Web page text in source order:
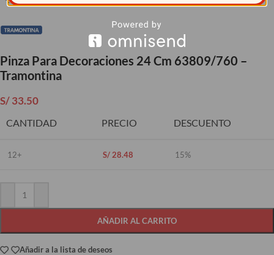
Pinza Para Decoraciones 24 Cm 63809/760 –
Tramontina
S/33.50
CANTIDAD PRECIO DESCUENTO
12+ S/ 28.48 15%
AÑADIR AL CARRITO
Añadir a la lista de deseos